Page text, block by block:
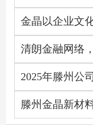
金晶以企业文
清朗金融网络
2025年滕州公
滕州金晶新材